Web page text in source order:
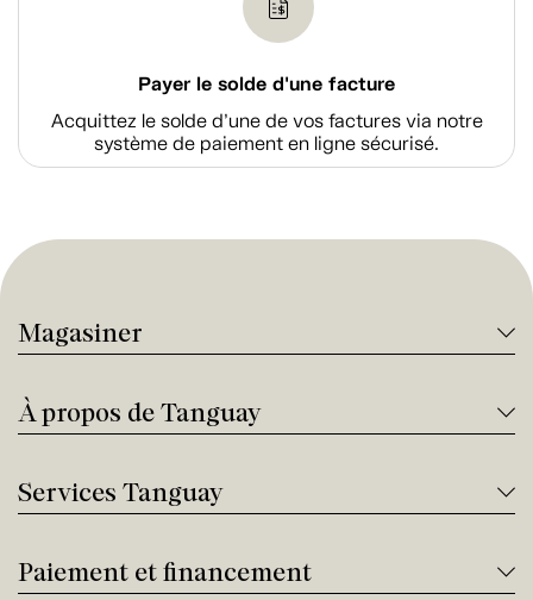
Payer le solde d'une facture
Acquittez le solde d’une de vos factures via notre
système de paiement en ligne sécurisé.
Magasiner
À propos de Tanguay
Services Tanguay
Paiement et financement